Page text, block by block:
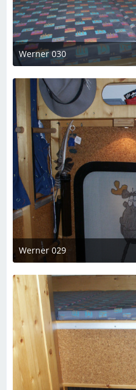
Werner 030
7. März 2023 um
Werner 029
7. März 2023 um